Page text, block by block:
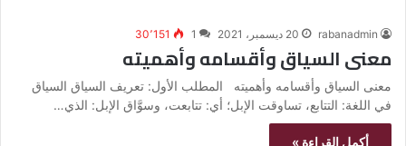
rabanadmin 20 ديسمبر، 2021 1 30٬151
معنى السياق وأقسامه وأهميته
معنى السياق وأقسامه وأهميته المطلب الأول: تعريف السياق السياق
في اللغة: التتابع، تساوقت الإبل؛ أي: تتابعت، وسوَّاق الإبل: الذي…
أكمل القراءة »